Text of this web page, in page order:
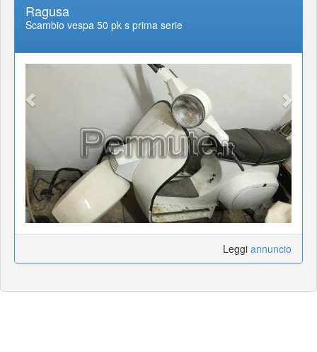
Ragusa
Scambio vespa 50 pk s prima serie
Leggi annuncio